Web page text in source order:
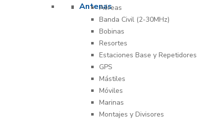
Antenas
Aéreas
Banda Civil (2-30MHz)
Bobinas
Resortes
Estaciones Base y Repetidores
GPS
Mástiles
Móviles
Marinas
Montajes y Divisores